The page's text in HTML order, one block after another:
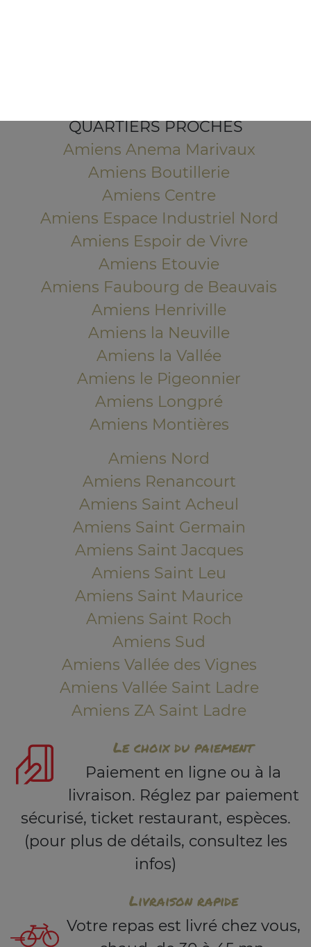
QUARTIERS PROCHES
Amiens Anema Marivaux
Amiens Boutillerie
Amiens Centre
Amiens Espace Industriel Nord
Amiens Espoir de Vivre
Amiens Etouvie
Amiens Faubourg de Beauvais
Amiens Henriville
Amiens la Neuville
Amiens la Vallée
Amiens le Pigeonnier
Amiens Longpré
Amiens Montières
Amiens Nord
Amiens Renancourt
Amiens Saint Acheul
Amiens Saint Germain
Amiens Saint Jacques
Amiens Saint Leu
Amiens Saint Maurice
Amiens Saint Roch
Amiens Sud
Amiens Vallée des Vignes
Amiens Vallée Saint Ladre
Amiens ZA Saint Ladre
Le choix du paiement
Paiement en ligne ou à la
livraison. Réglez par paiement
sécurisé, ticket restaurant, espèces.
(pour plus de détails, consultez les
infos)
Livraison rapide
Votre repas est livré chez vous,